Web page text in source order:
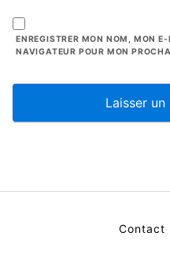
ENREGISTRER MON NOM, MON
NAVIGATEUR POUR MON
Contact